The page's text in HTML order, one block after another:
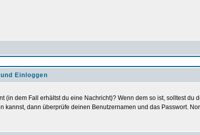
Einloggen
dem Fall erhältst du eine Nachricht)? Wenn dem so ist, solltest du
dann überprüfe deinen Benutzernamen und das Passwort.